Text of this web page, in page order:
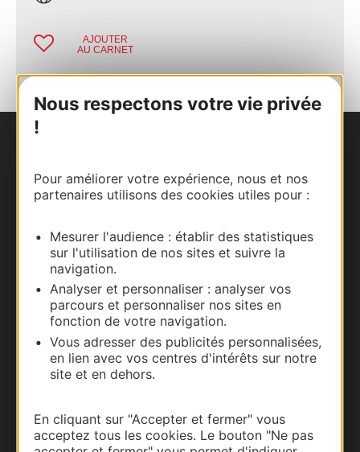
Nous respectons votre vie privée
!
Pour améliorer votre expérience, nous et nos
partenaires utilisons des cookies utiles pour :
Mesurer l'audience : établir des statistiques
sur l'utilisation de nos sites et suivre la
navigation.
Analyser et personnaliser : analyser vos
parcours et personnaliser nos sites en
fonction de votre navigation.
Vous adresser des publicités personnalisées,
en lien avec vos centres d'intérêts sur notre
site et en dehors.
En cliquant sur "Accepter et fermer" vous
acceptez tous les cookies. Le bouton "Ne pas
AJOUTER
AU CARNET
Carte interactive
Documentation
Thermalisme
Business/Mice